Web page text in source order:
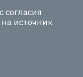
согласия
источник